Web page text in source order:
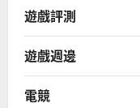
遊戲評測
遊戲週邊
電競